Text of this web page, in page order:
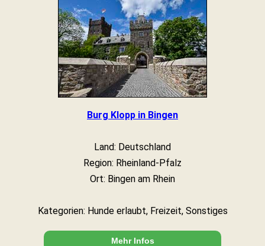
Burg Klopp in Bingen
Land: Deutschland
Region: Rheinland-Pfalz
Ort: Bingen am Rhein
Kategorien: Hunde erlaubt, Freizeit, Sonstiges
Mehr Infos